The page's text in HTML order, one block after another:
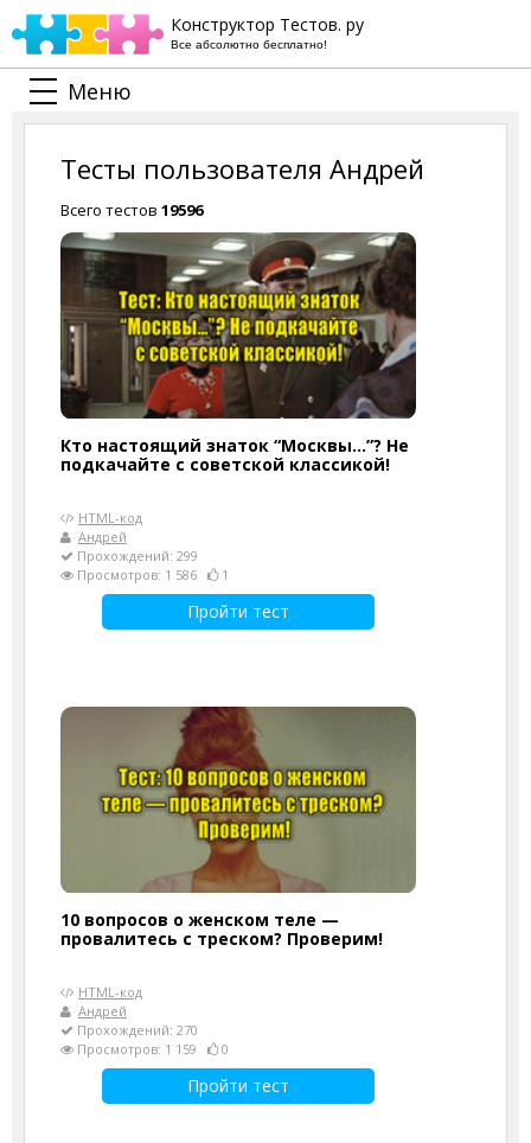
Конструктор Тестов. ру
Все абсолютно бесплатно!
Меню
Тесты пользователя Андрей
Всего тестов 19596
Кто настоящий знаток “Москвы…”? Не
подкачайте с советской классикой!
HTML-код
Андрей
Прохождений: 299
Просмотров: 1 586
1
Пройти тест
10 вопросов о женском теле —
провалитесь с треском? Проверим!
HTML-код
Андрей
Прохождений: 270
Просмотров: 1 159
0
Пройти тест